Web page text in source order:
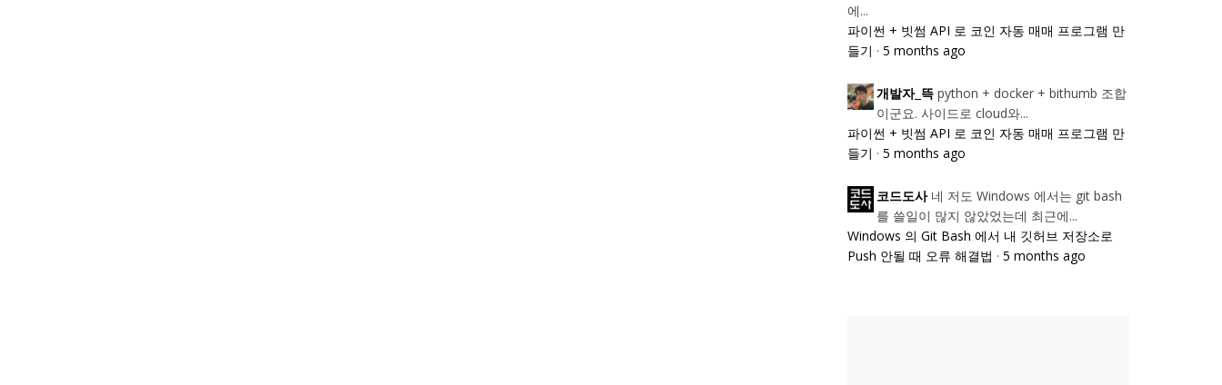
에...
파이썬 + 빗썸 API 로 코인 자동 매매 프로그램 만
들기 · 5 months ago
개발자_뜩 python + docker + bithumb 조합
이군요. 사이드로 cloud와...
파이썬 + 빗썸 API 로 코인 자동 매매 프로그램 만
들기 · 5 months ago
코드도사 네 저도 Windows 에서는 git bash
를 쓸일이 많지 않았었는데 최근에...
Windows 의 Git Bash 에서 내 깃허브 저장소로
Push 안될 때 오류 해결법 · 5 months ago